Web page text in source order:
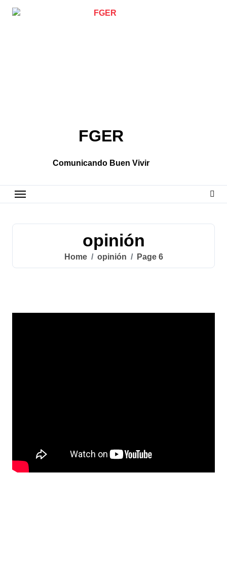
FGER
Comunicando Buen Vivir
opinión
Home opinión Page 6